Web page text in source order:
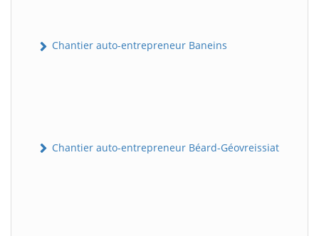
Chantier auto-entrepreneur Baneins
Chantier auto-entrepreneur Béard-Géovreissiat